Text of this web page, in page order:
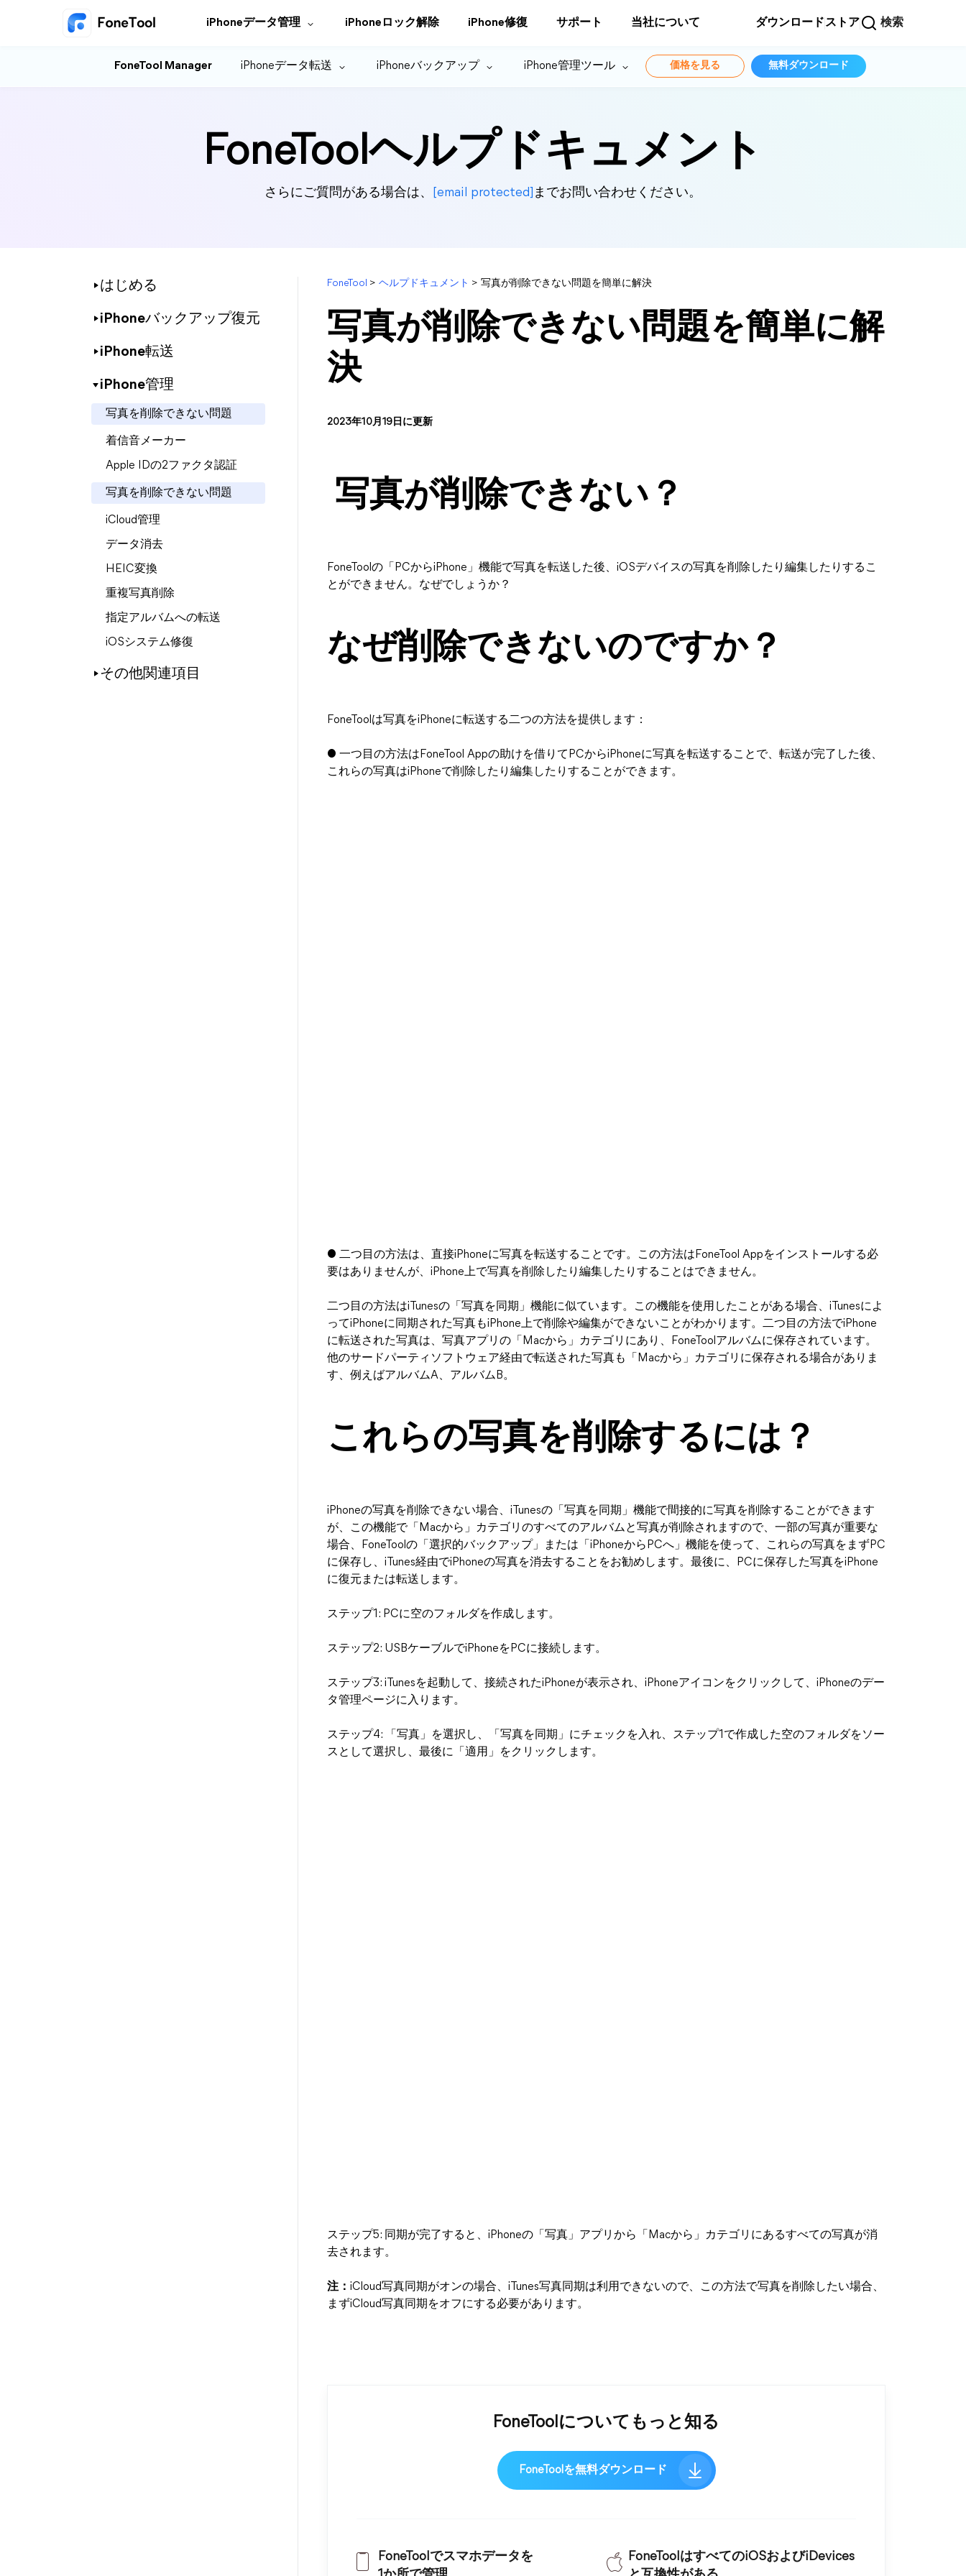
iPhoneデータ管理 iPhoneロック解除 iPhone修復 サポート 当社について ダウンロード ストア 検索
FoneTool Manager iPhoneデータ転送 iPhoneバックアップ iPhone管理ツール 価格を見る 無料ダウンロード
FoneToolヘルプドキュメント
さらにご質問がある場合は、 [email protected] までお問い合わせください。
はじめる
iPhoneバックアップ復元
iPhone転送
iPhone管理
写真を削除できない問題
着信音メーカー
Apple IDの2ファクタ認証
写真を削除できない問題
iCloud管理
データ消去
HEIC変換
重複写真削除
指定アルバムへの転送
iOSシステム修復
その他関連項目
FoneTool > ヘルプドキュメント > 写真が削除できない問題を簡単に解決
写真が削除できない問題を簡単に解
決
2023年10月19日に更新
写真が削除できない？
FoneToolの「PCからiPhone」機能で写真を転送した後、iOSデバイスの写真を削除したり編集したりするこ
とができません。なぜでしょうか？
なぜ削除できないのですか？
FoneToolは写真をiPhoneに転送する二つの方法を提供します：
● 一つ目の方法はFoneTool Appの助けを借りてPCからiPhoneに写真を転送することで、転送が完了した後、
これらの写真はiPhoneで削除したり編集したりすることができます。
● 二つ目の方法は、直接iPhoneに写真を転送することです。この方法はFoneTool Appをインストールする必
要はありませんが、iPhone上で写真を削除したり編集したりすることはできません。
二つ目の方法はiTunesの「写真を同期」機能に似ています。この機能を使用したことがある場合、iTunesによ
ってiPhoneに同期された写真もiPhone上で削除や編集ができないことがわかります。二つ目の方法でiPhone
に転送された写真は、写真アプリの「Macから」カテゴリにあり、FoneToolアルバムに保存されています。
他のサードパーティソフトウェア経由で転送された写真も「Macから」カテゴリに保存される場合がありま
す、例えばアルバムA、アルバムB。
これらの写真を削除するには？
iPhoneの写真を削除できない場合、iTunesの「写真を同期」機能で間接的に写真を削除することができます
が、この機能で「Macから」カテゴリのすべてのアルバムと写真が削除されますので、一部の写真が重要な
場合、FoneToolの「選択的バックアップ」または「iPhoneからPCへ」機能を使って、これらの写真をまずPC
に保存し、iTunes経由でiPhoneの写真を消去することをお勧めします。最後に、PCに保存した写真をiPhone
に復元または転送します。
ステップ1: PCに空のフォルダを作成します。
ステップ2: USBケーブルでiPhoneをPCに接続します。
ステップ3: iTunesを起動して、接続されたiPhoneが表示され、iPhoneアイコンをクリックして、iPhoneのデー
タ管理ページに入ります。
ステップ4: 「写真」を選択し、「写真を同期」にチェックを入れ、ステップ1で作成した空のフォルダをソー
スとして選択し、最後に「適用」をクリックします。
ステップ5: 同期が完了すると、iPhoneの「写真」アプリから「Macから」カテゴリにあるすべての写真が消
去されます。
注： iCloud写真同期がオンの場合、iTunes写真同期は利用できないので、この方法で写真を削除したい場合、
まずiCloud写真同期をオフにする必要があります。
FoneToolについてもっと知る
FoneToolを無料ダウンロード
FoneToolでスマホデータを
FoneToolはすべてのiOSおよびiDevices